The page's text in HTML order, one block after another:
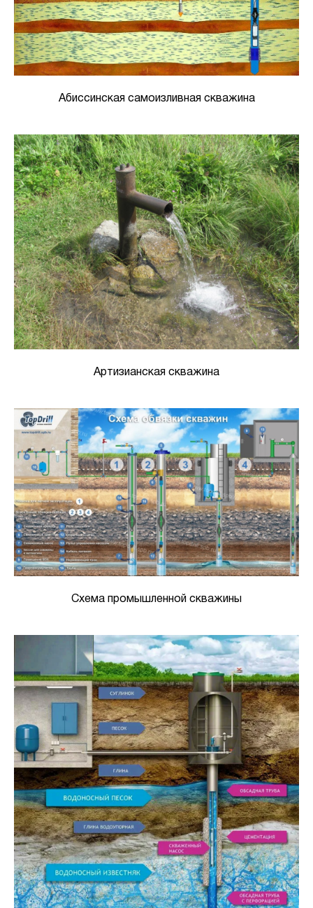
Абиссинская самоизливная скважина
Артизианская скважина
Схема промышленной скважины